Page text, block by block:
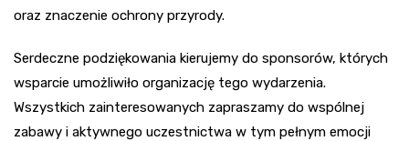
oraz znaczenie ochrony przyrody.
Serdeczne podziękowania kierujemy do sponsorów, których
wsparcie umożliwiło organizację tego wydarzenia.
Wszystkich zainteresowanych zapraszamy do wspólnej
zabawy i aktywnego uczestnictwa w tym pełnym emocji